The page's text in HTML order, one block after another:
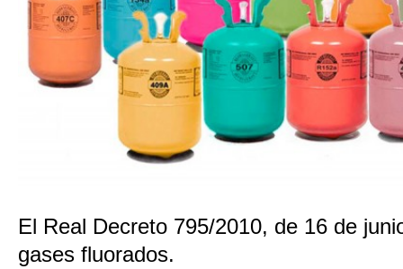
El Real Decreto 795/2010, de 16 de
gases fluorados.